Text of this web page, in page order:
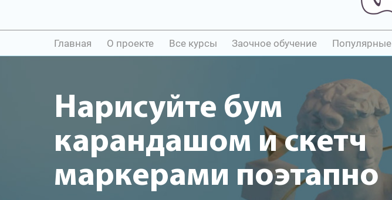
Главная О проекте Все курсы Заочное обучение Популярные
Нарисуйте бум
карандашом и скетч
маркерами поэтапно